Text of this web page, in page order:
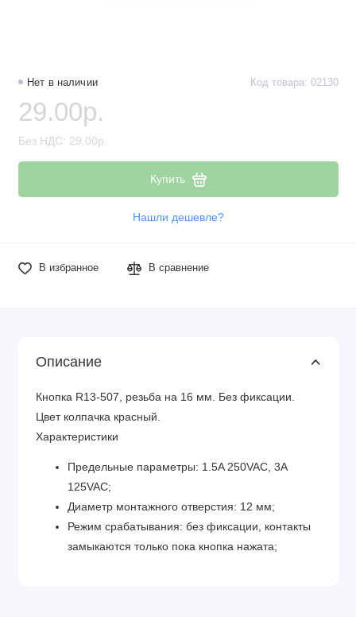
Резисторы
Реле
Стабилизаторы питания
Транзисторы
Нет в наличии Код товара: 02130
29.00р.
Без НДС: 29.00р.
Купить
Нашли дешевле?
В избранное В сравнение
Описание
Кнопка R13-507, резьба на 16 мм. Без фиксации.
Цвет колпачка красный.
Характеристики
Предельные параметры: 1.5A 250VAC, 3A
125VAC;
Диаметр монтажного отверстия: 12 мм;
Режим срабатывания: без фиксации, контакты
замыкаются только пока кнопка нажата;